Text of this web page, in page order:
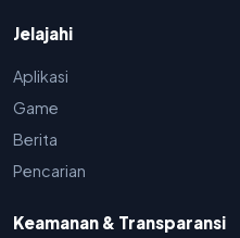
Jelajahi
Aplikasi
Game
Berita
Pencarian
Keamanan & Transparansi